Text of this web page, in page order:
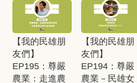
導等職務，不過三
年後他卻選擇回到
嘉義從事影像工
作，走了一條人湮
稀少的路。究竟是
什麼原因讓他決定
回鄉？面對 AI 席捲
影視產業的浪潮，
品美，社區環境也
很美，走在街上，
可以見到社區夥伴
們的作品，許多家
戶也有特別裝飾，
並規劃了許多供人
休息小憩的地方，
很適合長輩生活。
「結構」問題。雖
然田裡沒有打卡
鐘，也沒有「慣老
闆」，但為了追趕
天氣、配合市場收
購，農民往往陷入
一種「自我的趕工
【我的民雄朋
友們】
EP195：尊嚴
農業：走進農
【我的民雄朋
友們】
EP194：尊嚴
農業－民雄女